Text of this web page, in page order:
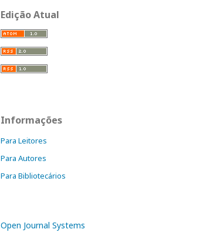
Edição Atual
Informações
Para Leitores
Para Autores
Para Bibliotecários
Open Journal Systems